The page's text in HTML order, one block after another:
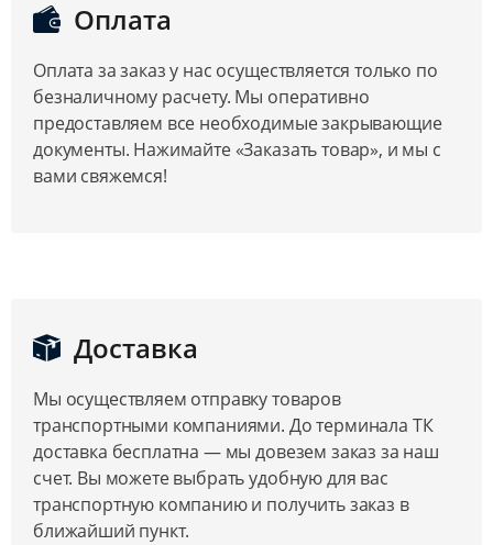
Оплата
Оплата за заказ у нас осуществляется только по
безналичному расчету. Мы оперативно
предоставляем все необходимые закрывающие
документы. Нажимайте «Заказать товар», и мы с
вами свяжемся!
Доставка
Мы осуществляем отправку товаров
транспортными компаниями. До терминала ТК
доставка бесплатна — мы довезем заказ за наш
счет. Вы можете выбрать удобную для вас
транспортную компанию и получить заказ в
ближайший пункт.